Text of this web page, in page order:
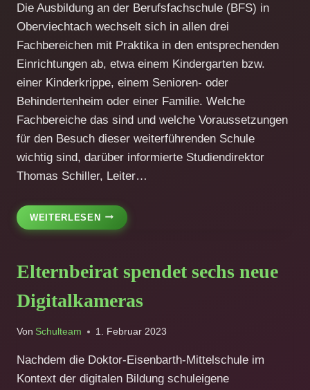
Die Ausbildung an der Berufsfachschule (BFS) in
Oberviechtach wechselt sich in allen drei
Fachbereichen mit Praktika in den entsprechenden
Einrichtungen ab, etwa einem Kindergarten bzw.
einer Kinderkrippe, einem Senioren- oder
Behindertenheim oder einer Familie. Welche
Fachbereiche das sind und welche Voraussetzungen
für den Besuch dieser weiterführenden Schule
wichtig sind, darüber informierte Studiendirektor
Thomas Schiller, Leiter…
WEITERLESENBERUFSAUSBILDUNG
AN
BERUFSFACHSCHULE
OBERVIECHTACH
Elternbeirat spendet sechs neue
Digitalkameras
Von Schulteam 1. Februar 2023
Nachdem die Doktor-Eisenbarth-Mittelschule im
Kontext der digitalen Bildung schuleigene